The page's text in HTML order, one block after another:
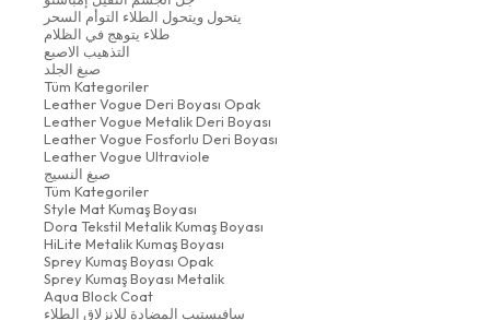
يتحول ويتحول الطلاء التوأم السحر
طلاء يتوهج في الظلام
التذهيب الاصبع
صبغ الجلد
Tüm Kategoriler
Leather Vogue Deri Boyası Opak
Leather Vogue Metalik Deri Boyası
Leather Vogue Fosforlu Deri Boyası
Leather Vogue Ultraviole
صبغ النسيج
Tüm Kategoriler
Style Mat Kumaş Boyası
Dora Tekstil Metalik Kumaş Boyası
HiLite Metalik Kumaş Boyası
Sprey Kumaş Boyası Opak
Sprey Kumaş Boyası Metalik
Aqua Block Coat
سافيستيب المضادة للانزلاق الطلاء